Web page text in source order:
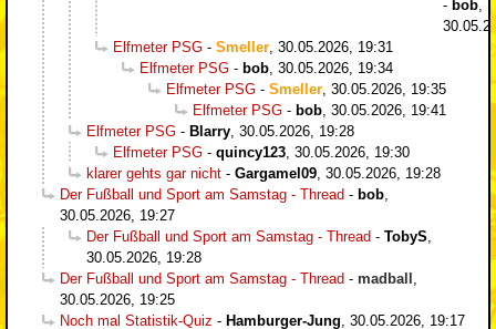
- bob,
Elfmeter PSG - Smeller, 30.05.2026, 19:31
Elfmeter PSG - bob, 30.05.2026, 19:34
Elfmeter PSG - Smeller, 30.05.2026, 19:35
Elfmeter PSG - bob, 30.05.2026, 19:41
Elfmeter PSG - Blarry, 30.05.2026, 19:28
Elfmeter PSG - quincy123, 30.05.2026, 19:30
klarer gehts gar nicht - Gargamel09, 30.05.2026, 19:28
Der Fußball und Sport am Samstag - Thread - bob,
30.05.2026, 19:27
Der Fußball und Sport am Samstag - Thread - TobyS,
30.05.2026, 19:28
Der Fußball und Sport am Samstag - Thread - madball ,
30.05.2026, 19:25
Noch mal Statistik-Quiz - Hamburger-Jung, 30.05.2026, 19:17